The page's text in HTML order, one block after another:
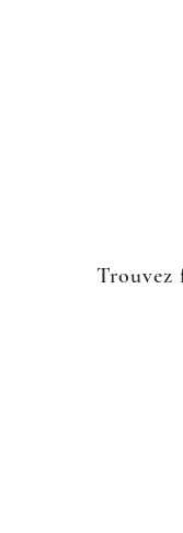
Trouvez